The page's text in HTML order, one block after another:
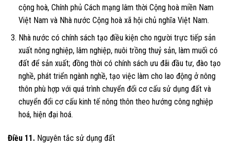
cộng hoà, Chính phủ Cách mạng lâm thời Cộng hoà miền Nam
Việt Nam và Nhà nước Cộng hoà xã hội chủ nghĩa Việt Nam.
Nhà nước có chính sách tạo điều kiện cho người trực tiếp sản
xuất nông nghiệp, lâm nghiệp, nuôi trồng thuỷ sản, làm muối có
đất để sản xuất; đồng thời có chính sách ưu đãi đầu tư, đào tạo
nghề, phát triển ngành nghề, tạo việc làm cho lao động ở nông
thôn phù hợp với quá trình chuyển đổi cơ cấu sử dụng đất và
chuyển đổi cơ cấu kinh tế nông thôn theo hướng công nghiệp
hoá, hiện đại hoá.
Điều 11. Nguyên tắc sử dụng đất